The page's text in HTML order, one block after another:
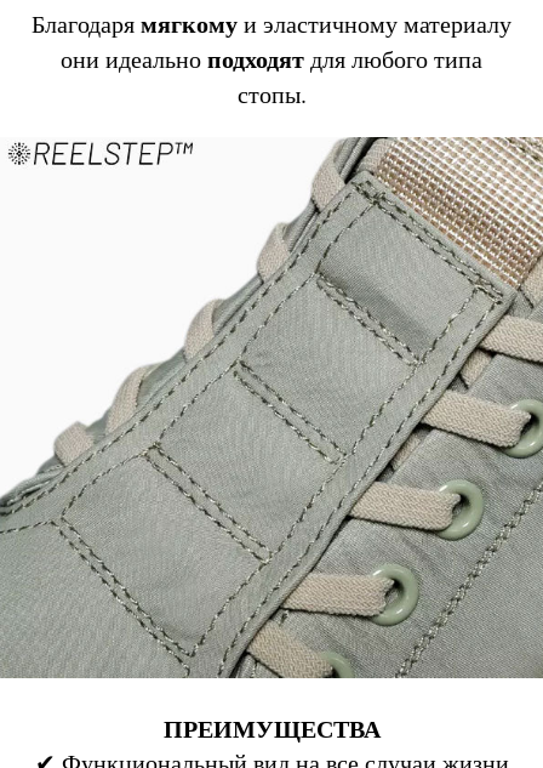
Благодарямягкомуи эластичному материалу
они идеальноподходятдля любого типа
стопы.
ПРЕИМУЩЕСТВА